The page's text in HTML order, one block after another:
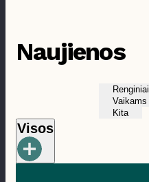
Naujienos
Renginiai
Vaikams
Kita
Visos